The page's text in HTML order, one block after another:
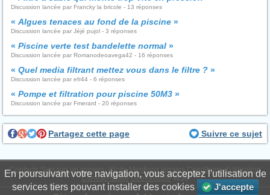
Discussion lancée par Francky la bricole - 13 réponses
« Algues tenaces au fond de la piscine »
Discussion lancée par Jéjé pujol - 3 réponses
« Piscine verte test bandelette normal »
Discussion lancée par Romanodeoavega42 - 16 réponses
« Quel media filtrant mettez vous dans le filtre ? »
Discussion lancée par efr44 - 6 réponses
« Pompe et filtration pour piscine 50M3 »
Discussion lancée par Fmerard - 20 réponses
Partagez cette page Suivre ce sujet
Contacts Signaler un contenu illicite Mentions légales Conditions d'utilisation
Confidentialité DéontologieWS6
En poursuivant votre navigation, vous acceptez l'utilisation de
services tiers pouvant installer des cookies
J'accepte